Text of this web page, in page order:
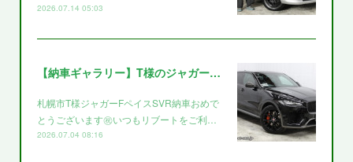
2026.07.14 05:03
【納車ギャラリー】T様のジャガー～～
札幌市T様ジャガーFペイスSVR納車おめで
とうございます㊗️いつもリブートをご利…
2026.07.04 08:16